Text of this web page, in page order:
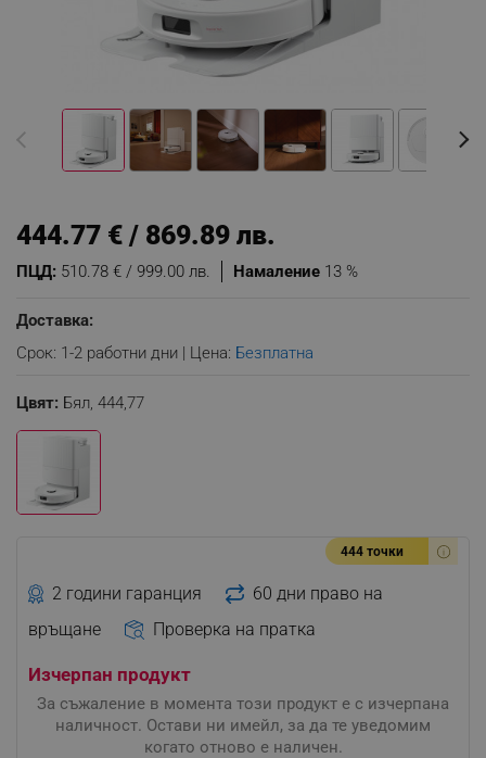
Намаление 13 %
ПЦД: 510.78 € / 999.00 лв.
444.77 € / 869.89 лв.
Доставка:
Срок: 1-2 работни дни | Цена: Безплатна
Цвят: Бял, 444,77
444 точки
2 години гаранция
60 дни право на
връщане
Проверка на пратка
Изчерпан продукт
За съжаление в момента този продукт е с изчерпана
наличност. Остави ни имейл, за да те уведомим
когато отново е наличен.